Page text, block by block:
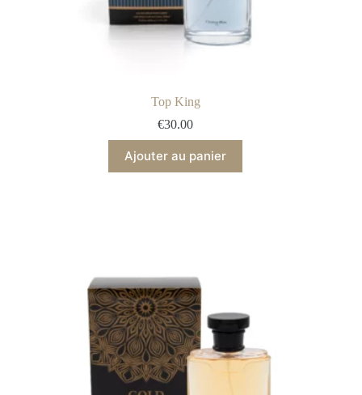
Top King
€30.00
Ajouter au panier